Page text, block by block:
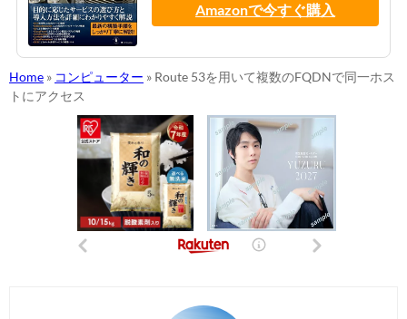
Amazonで今すぐ購入
Home » コンピューター » Route 53を用いて複数のFQDNで同一ホス
トにアクセス